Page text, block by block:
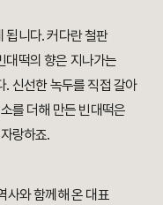
됩니다. 커다란 철판
대떡의 향은 지나가는
. 신선한 녹두를 직접 갈아
를 더해 만든 빈대떡은
랑하죠.
사와 함께해 온 대표